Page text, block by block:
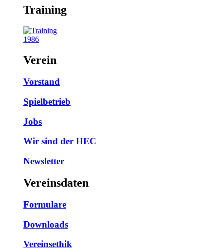
Training
1986
Verein
Vorstand
Spielbetrieb
Jobs
Wir sind der HEC
Newsletter
Vereinsdaten
Formulare
Downloads
Vereinsethik